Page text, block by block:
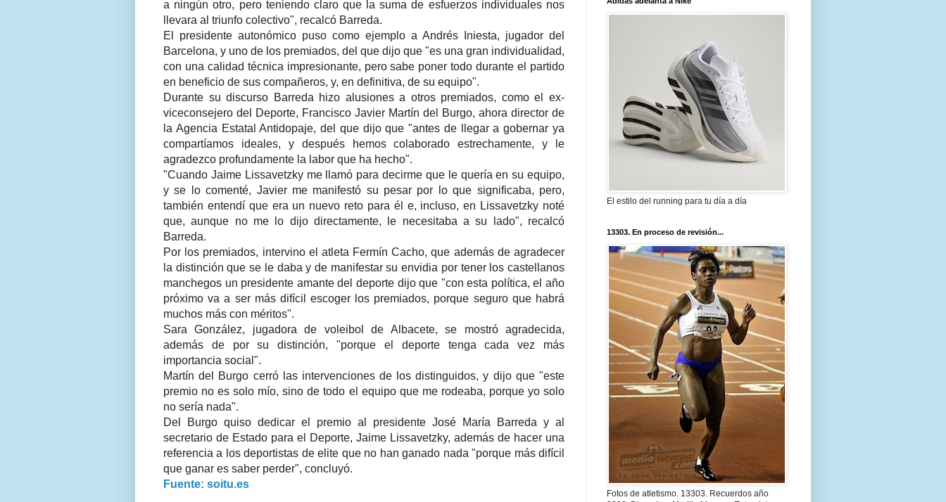
a ningún otro, pero teniendo claro que la suma de esfuerzos individuales nos
llevara al triunfo colectivo", recalcó Barreda.
El presidente autonómico puso como ejemplo a Andrés Iniesta, jugador del
Barcelona, y uno de los premiados, del que dijo que "es una gran individualidad,
con una calidad técnica impresionante, pero sabe poner todo durante el partido
en beneficio de sus compañeros, y, en definitiva, de su equipo".
Durante su discurso Barreda hizo alusiones a otros premiados, como el ex-
viceconsejero del Deporte, Francisco Javier Martín del Burgo, ahora director de
la Agencia Estatal Antidopaje, del que dijo que "antes de llegar a gobernar ya
compartíamos ideales, y después hemos colaborado estrechamente, y le
agradezco profundamente la labor que ha hecho".
"Cuando Jaime Lissavetzky me llamó para decirme que le quería en su equipo,
y se lo comenté, Javier me manifestó su pesar por lo que significaba, pero,
también entendí que era un nuevo reto para él e, incluso, en Lissavetzky noté
que, aunque no me lo dijo directamente, le necesitaba a su lado", recalcó
Barreda.
Por los premiados, intervino el atleta Fermín Cacho, que además de agradecer
la distinción que se le daba y de manifestar su envidia por tener los castellanos
manchegos un presidente amante del deporte dijo que "con esta política, el año
próximo va a ser más difícil escoger los premiados, porque seguro que habrá
muchos más con méritos".
Sara González, jugadora de voleibol de Albacete, se mostró agradecida,
además de por su distinción, "porque el deporte tenga cada vez más
importancia social".
Martín del Burgo cerró las intervenciones de los distinguidos, y dijo que "este
premio no es solo mío, sino de todo el equipo que me rodeaba, porque yo solo
no sería nada".
Del Burgo quiso dedicar el premio al presidente José María Barreda y al
secretario de Estado para el Deporte, Jaime Lissavetzky, además de hacer una
referencia a los deportistas de elite que no han ganado nada "porque más difícil
que ganar es saber perder", concluyó.
Fuente: soitu.es
El estilo del running para tu día a día
13303. En proceso de revisión...
Fotos de atletismo. 13303. Recuerdos año